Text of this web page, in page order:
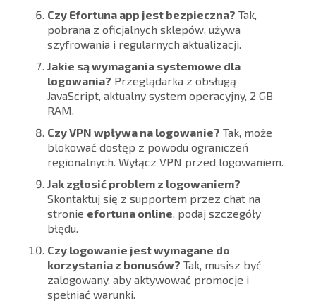
Czy Efortuna app jest bezpieczna? Tak,
pobrana z oficjalnych sklepów, używa
szyfrowania i regularnych aktualizacji.
Jakie są wymagania systemowe dla
logowania? Przeglądarka z obsługą
JavaScript, aktualny system operacyjny, 2 GB
RAM.
Czy VPN wpływa na logowanie? Tak, może
blokować dostęp z powodu ograniczeń
regionalnych. Wyłącz VPN przed logowaniem.
Jak zgłosić problem z logowaniem?
Skontaktuj się z supportem przez chat na
stronie efortuna online, podaj szczegóły
błędu.
Czy logowanie jest wymagane do
korzystania z bonusów? Tak, musisz być
zalogowany, aby aktywować promocje i
spełniać warunki.